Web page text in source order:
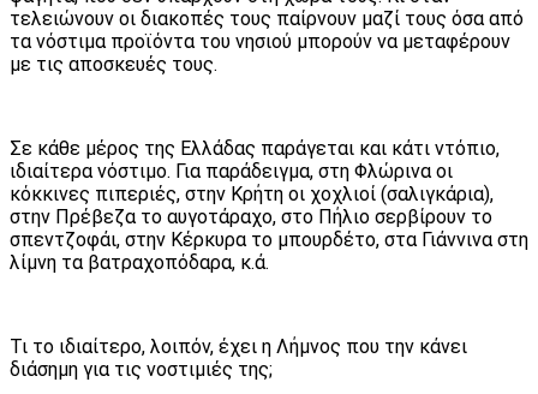
τελειώνουν οι διακοπές τους παίρνουν μαζί τους όσα από
τα νόστιμα προϊόντα του νησιού μπορούν να μεταφέρουν
με τις αποσκευές τους.
Σε κάθε μέρος της Ελλάδας παράγεται και κάτι ντόπιο,
ιδιαίτερα νόστιμο. Για παράδειγμα, στη Φλώρινα οι
κόκκινες πιπεριές, στην Κρήτη οι χοχλιοί (σαλιγκάρια),
στην Πρέβεζα το αυγοτάραχο, στο Πήλιο σερβίρουν το
σπεντζοφάι, στην Κέρκυρα το μπουρδέτο, στα Γιάννινα στη
λίμνη τα βατραχοπόδαρα, κ.ά.
Τι το ιδιαίτερο, λοιπόν, έχει η Λήμνος που την κάνει
διάσημη για τις νοστιμιές της;